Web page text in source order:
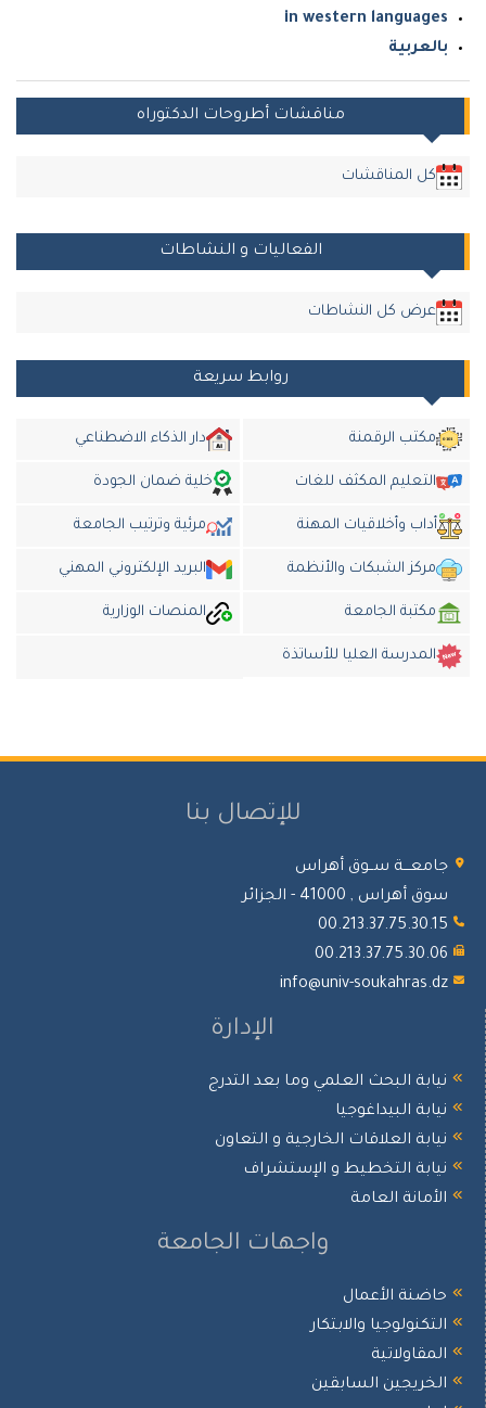
in western languages
بالعربية
مناقشات أطروحات الدكتوراه
كل المناقشات
الفعاليات و النشاطات
عرض كل النشاطات
روابط سريعة
مكتب الرقمنة دار الذكاء الاضطناعي
التعليم المكثف للغات خلية ضمان الجودة
أداب وأخلاقيات المهنة مرئية وترتيب الجامعة
مركز الشبكات والأنظمة البريد الإلكتروني المهني
مكتبة الجامعة المنصات الوزارية
المدرسة العليا للأساتذة
للإتصال بنا
جامعـــة ســوق أهراس
سوق أهراس , 41000 - الجزائر
00.213.37.75.30.15
00.213.37.75.30.06
info@univ-soukahras.dz
الإدارة
نيابة البحث العلمي وما بعد التدرج
نيابة البيداغوجيا
نيابة العلاقات الخارجية و التعاون
نيابة التخطيط و الإستشراف
الأمانة العامة
واجهات الجامعة
حاضنة الأعمال
التكنولوجيا والابتكار
المقاولاتية
الخريجين السابقين